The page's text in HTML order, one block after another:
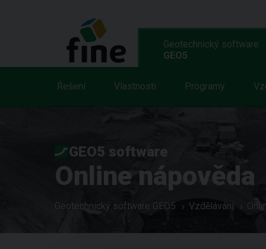
Geotechnický software
GEO5
Řešení Vlastnosti Programy
GEO5 software
Online nápověda
Geotechnický software GEO5 Vzdělávání